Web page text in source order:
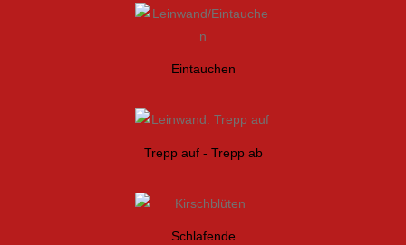
Eintauchen
Trepp auf - Trepp ab
Schlafende